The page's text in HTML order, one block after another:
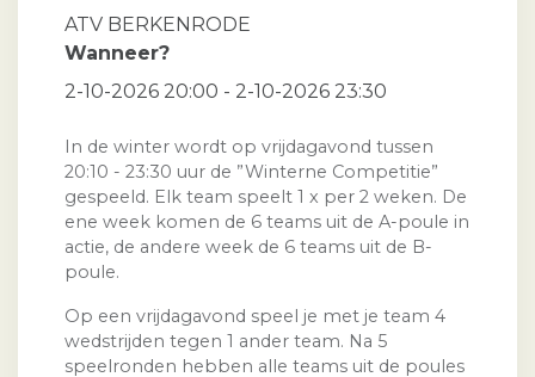
ATV BERKENRODE
Wanneer?
2-10-2026 20:00 - 2-10-2026 23:30
In de winter wordt op vrijdagavond tussen
20:10 - 23:30 uur de ”Winterne Competitie”
gespeeld. Elk team speelt 1 x per 2 weken. De
ene week komen de 6 teams uit de A-poule in
actie, de andere week de 6 teams uit de B-
poule.
Op een vrijdagavond speel je met je team 4
wedstrijden tegen 1 ander team. Na 5
speelronden hebben alle teams uit de poules